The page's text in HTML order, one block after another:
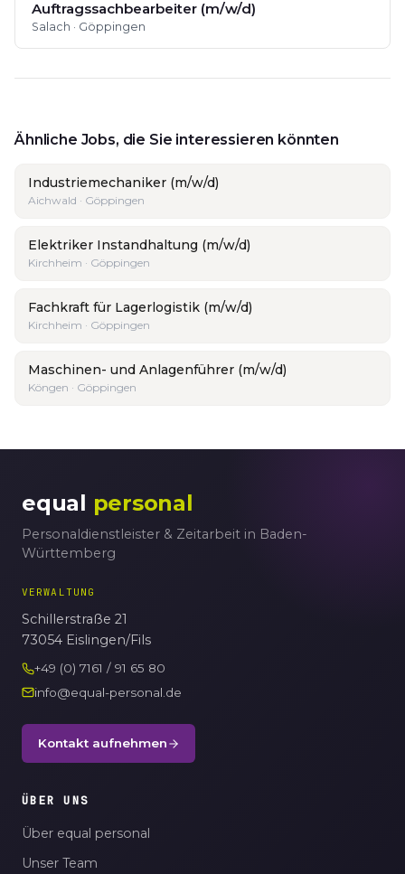
Auftragssachbearbeiter (m/w/d)
Salach · Göppingen
Ähnliche Jobs, die Sie interessieren könnten
Industriemechaniker (m/w/d)
Aichwald · Göppingen
Elektriker Instandhaltung (m/w/d)
Kirchheim · Göppingen
Fachkraft für Lagerlogistik (m/w/d)
Kirchheim · Göppingen
Maschinen- und Anlagenführer (m/w/d)
Köngen · Göppingen
equal personal
Personaldienstleister & Zeitarbeit in Baden-
Württemberg
VERWALTUNG
Schillerstraße 21
73054 Eislingen/Fils
+49 (0) 7161 / 91 65 80
info@equal-personal.de
Kontakt aufnehmen
ÜBER UNS
Über equal personal
Unser Team